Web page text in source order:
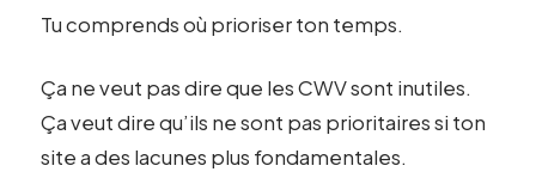
Tu comprends où prioriser ton temps.
Ça ne veut pas dire que les CWV sont inutiles.
Ça veut dire qu’ils ne sont pas prioritaires si ton
site a des lacunes plus fondamentales.